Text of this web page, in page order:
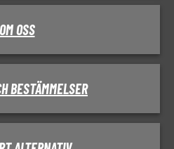
OM OSS
BESTÄMMELSER